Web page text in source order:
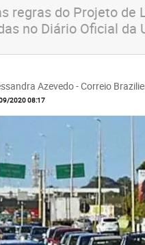
regras do Projeto de
no Diário Oficial da
Azevedo - Correio
2020 08:17